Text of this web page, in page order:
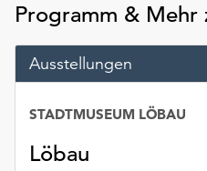
weiterhin
ausgeführt.
Möchten
Sie
die
Cookies
Programm & Mehr
Ausstellungen
Löbau
STADTMUSEUM LÖBAU
Datum